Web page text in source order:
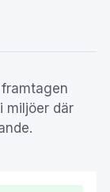
miljöer där